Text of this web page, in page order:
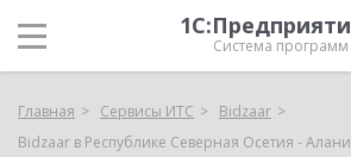
Система программ
Главная Сервисы ИТС
Bidzaar
Bidzaar в Республике Северная Осетия -